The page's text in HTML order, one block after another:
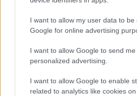
I want to allow my user data to be
Google for online advertising
I want to allow Google to send me
personalized advertising.
I want to allow Google to enable
related to analytics like cookies